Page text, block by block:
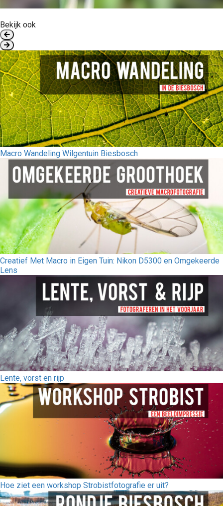
Bekijk ook
Macro Wandeling Wilgentuin Biesbosch
Creatief Met Macro in Eigen Tuin: Nikon D5300 en Omgekeerde
Lens
Lente, vorst en rijp
Hoe ziet een workshop Strobistfotografie er uit?